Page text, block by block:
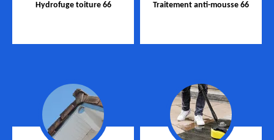
Hydrofuge toiture 66 Traitement anti-mousse 66